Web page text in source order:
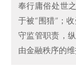
奉行庸俗处世
于被“围猎”；
守监管职责，
由金融秩序的